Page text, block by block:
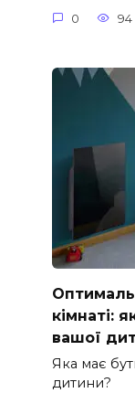
0 94
кімнаті:
вашої
Яка має
дитини?